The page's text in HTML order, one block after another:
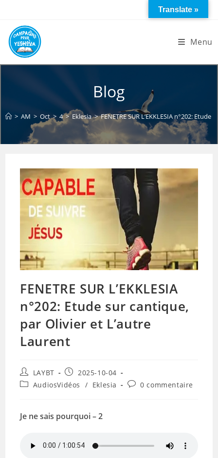
content
Menu
Blog
> AM > Oct > 4 > Eklesia > FENETRE SUR L’EKKLESIA n°202:
FENETRE SUR L’EKKLESIA
n°202: Etude sur cantique,
par Olivier et L’autre
Laurent
Auteur/autrice
de
la
LAYBT
Publication
publiée :
2025-10-04
PostAudiosVidéos / Eklesia
Commentaires
0 commentaire
Je ne sais pourquoi – 2
Translate »